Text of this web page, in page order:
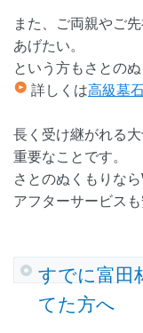
また、ご両親やご
あげたい。
という方もさとの
詳しくは高級墓
長く受け継がれる
重要なことです。
さとのぬくもりな
アフターサービスも
すでに富田
てた方へ